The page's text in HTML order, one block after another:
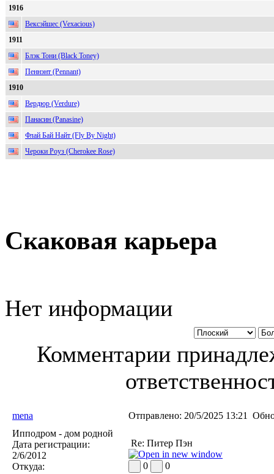
1916
Вексэйшес (Vexacious)
1911
Блэк Тони (Black Toney)
Пеннэнт (Pennant)
1910
Вердюр (Verdure)
Панасин (Panasine)
Флай Бай Найт (Fly By Night)
Чероки Роуз (Cherokee Rose)
Скаковая карьера
Нет информации
Комментарии
mena Отправлено: 20/5/2025 13:21
Ипподром - дом родной
Дата регистрации:
2/6/2012
Откуда:
Re: Питер Пэн
0 0